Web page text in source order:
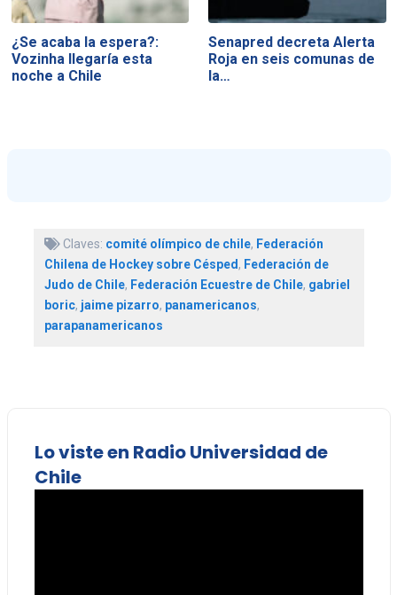
¿Se acaba la espera?:
Vozinha llegaría esta
noche a Chile
Senapred decreta Alerta
Roja en seis comunas de
la…
Claves: comité olímpico de chile, Federación
Chilena de Hockey sobre Césped, Federación de
Judo de Chile, Federación Ecuestre de Chile, gabriel
boric, jaime pizarro, panamericanos,
parapanamericanos
Lo viste en Radio Universidad de
Chile